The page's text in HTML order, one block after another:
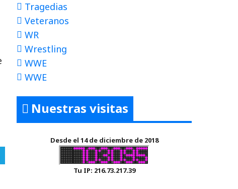
Tragedias
Veteranos
WR
Wrestling
WWE
WWE
Nuestras visitas
Desde el 14 de diciembre de 2018
Tu IP: 216.73.217.39